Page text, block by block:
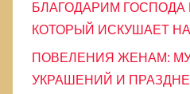
БЛАГОДАРИМ ГОСПОДА
КОТОРЫЙ ИСКУШАЕТ
ПОВЕЛЕНИЯ ЖЕНАМ:
УКРАШЕНИЙ И